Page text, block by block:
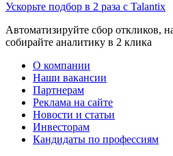
Ускорьте подбор в 2 раза с Talantix
Автоматизируйте сбор откликов,
собирайте аналитику в 2 клика
О компании
Наши вакансии
Партнерам
Реклама на сайте
Новости и статьи
Инвесторам
Кандидаты по профессиям